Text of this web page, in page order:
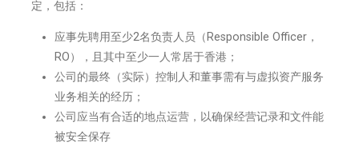
定，包括：
应事先聘用至少2名负责人员（Responsible Officer，
RO），且其中至少一人常居于香港；
公司的最终（实际）控制人和董事需有与虚拟资产服务
业务相关的经历；
公司应当有合适的地点运营，以确保经营记录和文件能
被安全保存